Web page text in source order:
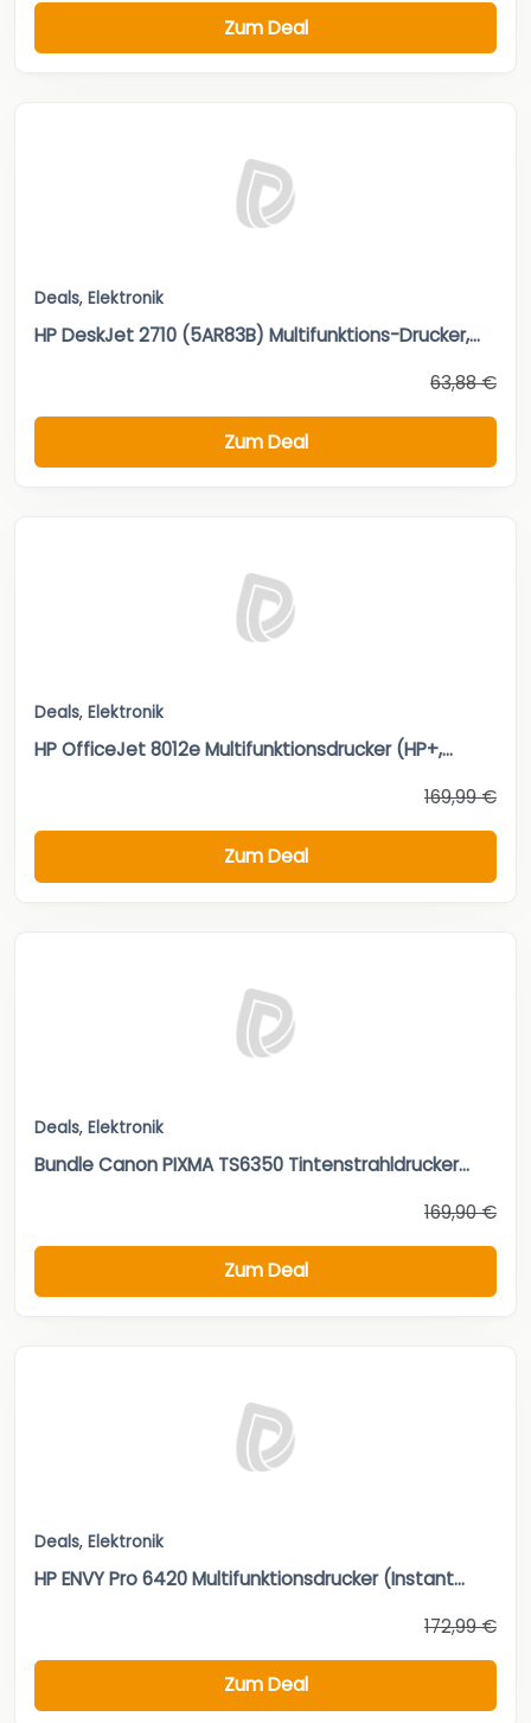
Zum Deal
Deals, Elektronik
HP DeskJet 2710 (5AR83B) Multifunktions-Drucker,...
63,88 €
Zum Deal
Deals, Elektronik
HP OfficeJet 8012e Multifunktionsdrucker (HP+,...
169,99 €
Zum Deal
Deals, Elektronik
Bundle Canon PIXMA TS6350 Tintenstrahldrucker...
169,90 €
Zum Deal
Deals, Elektronik
HP ENVY Pro 6420 Multifunktionsdrucker (Instant...
172,99 €
Zum Deal